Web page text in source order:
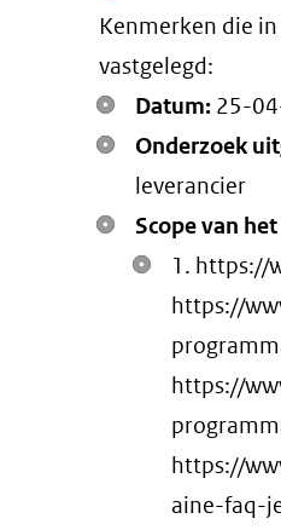
Kenmerken die
vastgelegd:
Datum: 25-
Onderzoek
leverancier
Scope van
1. https://
https://
https://
https://
aine-faq-